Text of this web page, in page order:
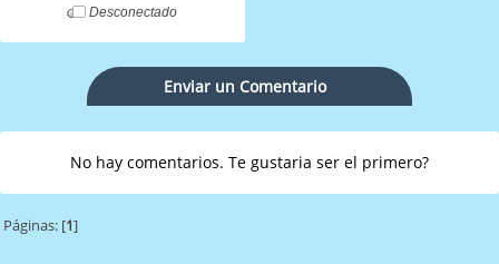
Desconectado
Enviar un Comentario
No hay comentarios. Te gustaria ser el primero?
Páginas: [1]